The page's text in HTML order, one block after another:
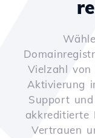
Vielzahl von
Aktivierung
Support
Vertrauen